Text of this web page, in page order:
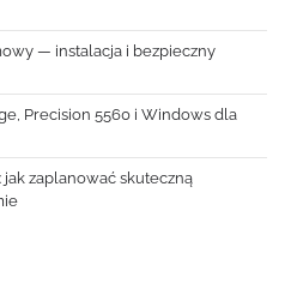
— instalacja i bezpieczny
Precision 5560 i Windows dla
zaplanować skuteczną